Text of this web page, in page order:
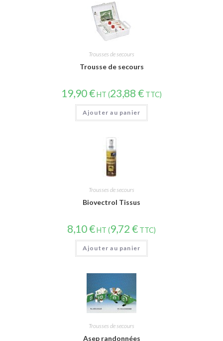
Trousses de secours
Trousse de secours
19,90€HT (23,88 € TTC)
Ajouter au panier
Trousses de secours
Biovectrol Tissus
8,10€HT (9,72 € TTC)
Ajouter au panier
Trousses de secours
Asep randonnées